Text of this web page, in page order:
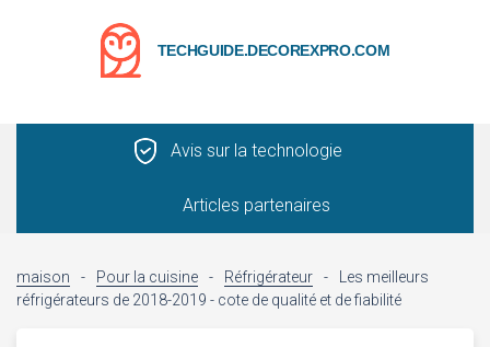
TECHGUIDE.DECOREXPRO.COM
Avis sur la technologie
Articles partenaires
maison - Pour la cuisine - Réfrigérateur -
Les meilleurs
réfrigérateurs de 2018-2019 - cote de qualité et de fiabilité